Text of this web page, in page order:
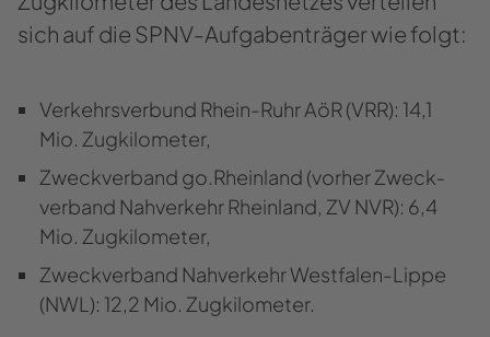
sich auf die SPNV-​​Aufgabenträger wie folgt:
Ver­kehrs­ver­bund Rhein-​Ruhr AöR (VRR): 14,1
Mio. Zug­ki­lo­me­ter,
Zweck­ver­band go.Rhein­land (vor­her Zweck­
ver­band Nah­ver­kehr Rhein­land, ZV NVR): 6,4
Mio. Zug­ki­lo­me­ter,
Zweck­ver­band Nah­ver­kehr Westfalen-​Lippe
(NWL): 12,2 Mio. Zug­ki­lo­me­ter.